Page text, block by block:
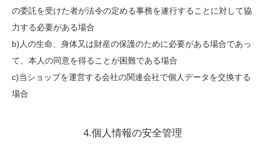
の委託を受けた者が法令の定める事務を遂行することに対して協
力する必要がある場合
b)人の生命、身体又は財産の保護のために必要がある場合であっ
て、本人の同意を得ることが困難である場合
c)当ショップを運営する会社の関連会社で個人データを交換する
場合
4.個人情報の安全管理